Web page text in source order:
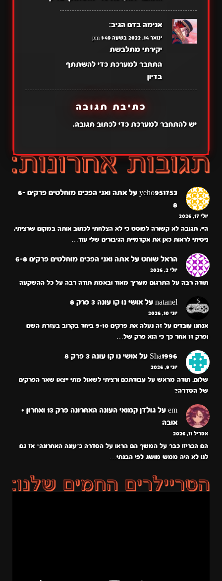
אנימה בדם הגיב:
ינואר 14, 2022 בשעה 1:49 pm
יקירתי מתלבשת
התחבר למערכת כדי להשתתף
בדיון
כתיבת תגובה
יש להתחבר למערכתכדי לכתוב תגובה.
yeho951753 על
אתה ואני הפכים מוחלטים פרקים 6-
8
יולי 17, 2026
היי. תגובה לא קשורה לפוסט כי לא הצלחתי לכתוב אותה במקום שרציתי.
ניסיתי לראות כאן את אקדמיית הגיבורים שלי עוד…
הראל שוחט על אתה ואני הפכים מוחלטים פרקים 6-8
יולי 2, 2026
תודה רבה על התרגום מעריך מאוד ובאמת תודה רבה על כל ההשקעה
natanel על אושי נו קו עונה 3 פרק 8
יוני 10, 2026
אנחנו עובדים על זה נעלה את פרקים 9-10 ביחד בקרוב בעזרת השם
ופרק 11 אחר כך כי הוא פרק של…
Sha1996 על אושי נו קו עונה 3 פרק 8
יוני 9, 2026
שלום, תודה מראש על עבודתכם ורציתי לשאול מתי ייצאו שאר הפרקים
של הסדרה?
em על
גולדן קמואי העונה האחרונה פרק 13 ואחרון +
אובה
אפריל 11, 2026
הם הכריזו כבר על המשך הם הראו על הסדרה כ״עונה האחרונה״ אז גם
לנו לא היה ממש מושג לפי הבנתי…